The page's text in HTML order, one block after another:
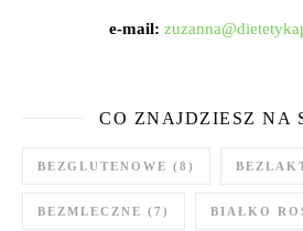
e-mail:
CO ZNAJDZIESZ NA
BEZGLUTENOWE (8)
BEZMLECZNE (7) BIAŁKO